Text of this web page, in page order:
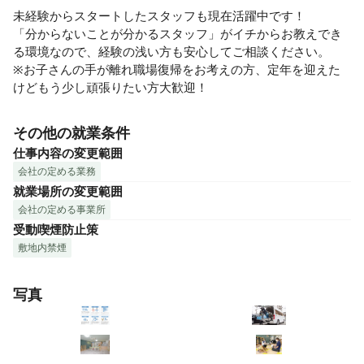
未経験からスタートしたスタッフも現在活躍中です！
「分からないことが分かるスタッフ」がイチからお教えでき
る環境なので、経験の浅い方も安心してご相談ください。
※お子さんの手が離れ職場復帰をお考えの方、定年を迎えた
けどもう少し頑張りたい方大歓迎！
その他の就業条件
仕事内容の変更範囲
会社の定める業務
就業場所の変更範囲
会社の定める事業所
受動喫煙防止策
敷地内禁煙
写真